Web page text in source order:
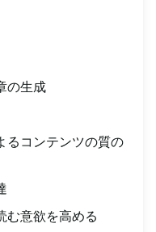
の生成
るコンテンツの質の
む意欲を高める